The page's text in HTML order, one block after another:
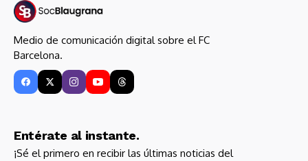
Medio de comunicación digital sobre el FC
Barcelona.
Entérate al instante.
¡Sé el primero en recibir las últimas noticias del